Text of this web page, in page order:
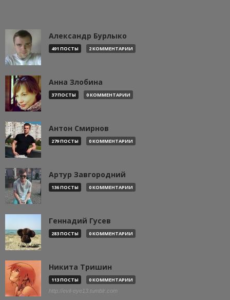
Александр Бурлыко
491 ПОСТЫ 2 КОММЕНТАРИИ
Анна Злобина
37 ПОСТЫ 0 КОММЕНТАРИИ
Антон Смирнов
279 ПОСТЫ 0 КОММЕНТАРИИ
Артур Завгородний
136 ПОСТЫ 0 КОММЕНТАРИИ
Геннадий Гусев
283 ПОСТЫ 0 КОММЕНТАРИИ
Никита Тришин
113 ПОСТЫ 0 КОММЕНТАРИИ
http://evil-eye13.tumblr.com